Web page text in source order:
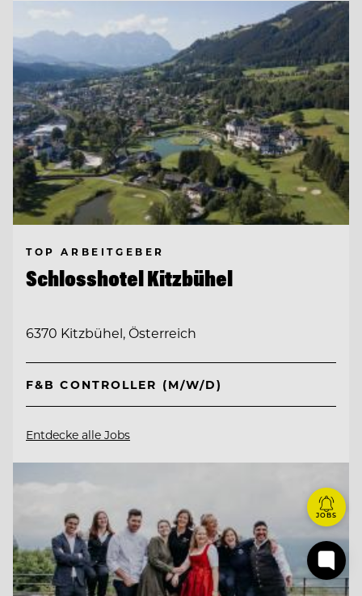
TOP ARBEITGEBER
Schlosshotel Kitzbühel
6370 Kitzbühel, Österreich
F&B CONTROLLER (M/W/D)
Entdecke alle Jobs
JOBS